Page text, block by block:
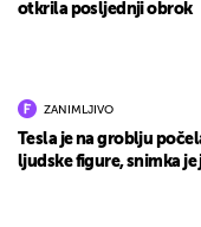
otkrila posljednji obrok
ZANIMLJIVO
Tesla je na groblju
ljudske figure, snimka je